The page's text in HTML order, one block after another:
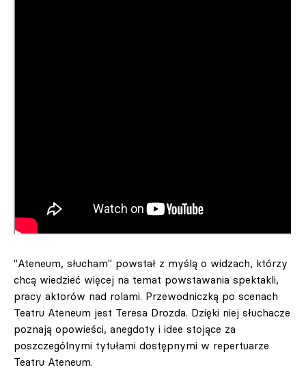
"Ateneum, słucham" powstał z myślą o widzach, którzy
chcą wiedzieć więcej na temat powstawania spektakli,
pracy aktorów nad rolami. Przewodniczką po scenach
Teatru Ateneum jest Teresa Drozda. Dzięki niej słuchacze
poznają opowieści, anegdoty i idee stojące za
poszczególnymi tytułami dostępnymi w repertuarze
Teatru Ateneum.